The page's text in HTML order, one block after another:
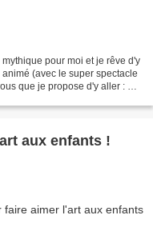
pour moi et je rêve d'y
(avec le super spectacle
que je propose d'y aller : *
aux enfants !